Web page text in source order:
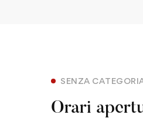
SENZA
Orari